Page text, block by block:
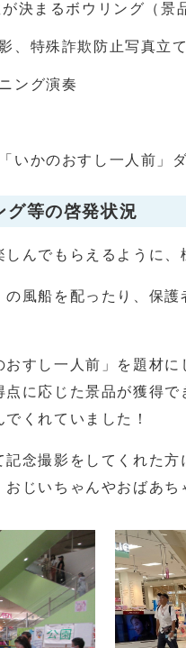
決まるボウリング（景
、特殊詐欺防止写真立
ング演奏
いかのおすし一人前」
グ等の啓発状況
んでもらえるように、
風船を配ったり、保
すし一人前」を題材
に応じた景品が獲得
くれていました！
念撮影をしてくれた
じいちゃんやおばあ